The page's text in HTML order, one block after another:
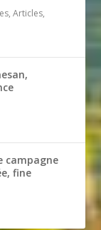
Articles,
campagne
fine